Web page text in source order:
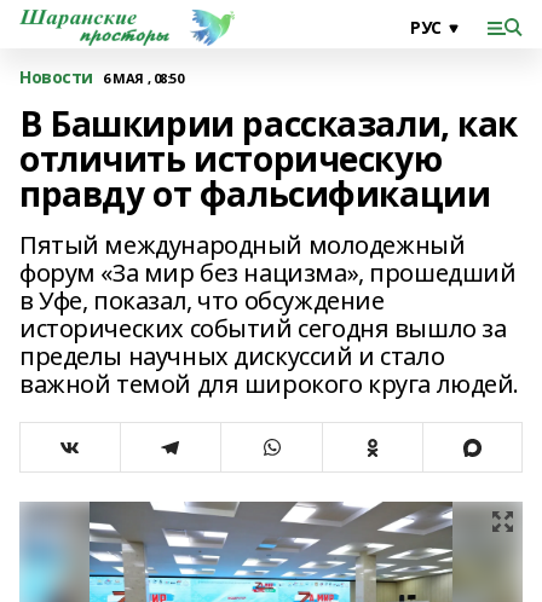
Новости 6 МАЯ , 08:50
В Башкирии рассказали, как
отличить историческую
правду от фальсификации
Пятый международный молодежный
форум «За мир без нацизма», прошедший
в Уфе, показал, что обсуждение
исторических событий сегодня вышло за
пределы научных дискуссий и стало
важной темой для широкого круга людей.